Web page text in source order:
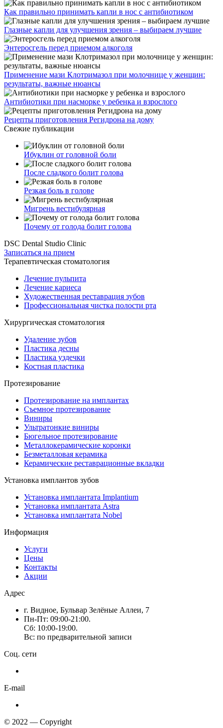
Как правильно принимать капли в нос с антибиотиком
Глазные капли для улучшения зрения – выбираем лучшие
Энтеросгель перед приемом алкоголя
Применение мази Клотримазол при молочнице у женщин:
результаты, важные нюансы
Антибиотики при насморке у ребенка и взрослого
Рецепты приготовления Регидрона на дому
Свежие публикации
Ибуклин от головной боли
После сладкого болит голова
Резкая боль в голове
Мигрень вестибулярная
Почему от голода болит голова
DSC Dental Studio Clinic
Записаться на прием
Терапевтическая стоматология
Лечение пульпита
Лечение кариеса
Художественная реставрация зубов
Профессиональная чистка полости рта
Хирургическая стоматология
Удаление зубов
Пластика десны
Пластика уздечки
Костная пластика
Протезирование
Протезирование на имплантах
Съемное протезирование
Виниры
Ультратонкие виниры
Бюгельное протезирование
Металлокерамические коронки
Безметалловая керамика
Керамические реставрационные вкладки
Установка имплантов зубов
Установка имплантата Implantium
Установка имплантата Astra
Установка имплантата Nobel
Информация
Услуги
Цены
Контакты
Акции
Адрес
г. Видное, Бульвар Зелёные Аллеи, 7
Пн-Пт: 09:00-21:00.
Сб: 10:00-19:00.
Вс: по предварительной записи
Соц. сети
E-mail
© 2022 — Copyright